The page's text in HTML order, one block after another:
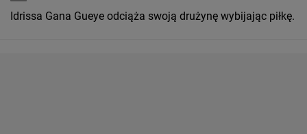
Idrissa Gana Gueye odciąża swoją drużynę wybijając piłkę.